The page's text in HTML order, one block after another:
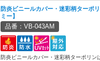
防炎ビニールカバー・迷彩柄ターポ
ミー】
品番：VB-043AM
防炎ビニールカバー・迷彩柄ターポリン